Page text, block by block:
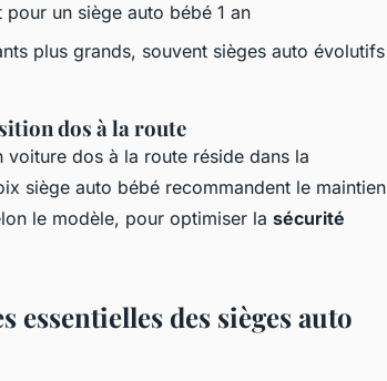
un siège auto bébé 1 an
plus grands, souvent sièges auto évolutifs
dos à la route
voiture dos à la route réside dans la
siège auto bébé recommandent le maintien
le modèle, pour optimiser la sécurité
essentielles des sièges auto